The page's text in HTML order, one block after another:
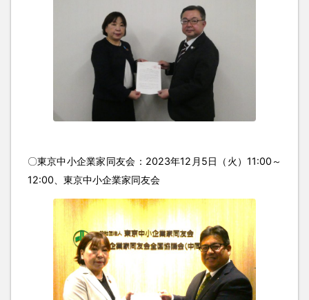
〇東京中小企業家同友会：2023年12月5日（火）11:00～
12:00、東京中小企業家同友会